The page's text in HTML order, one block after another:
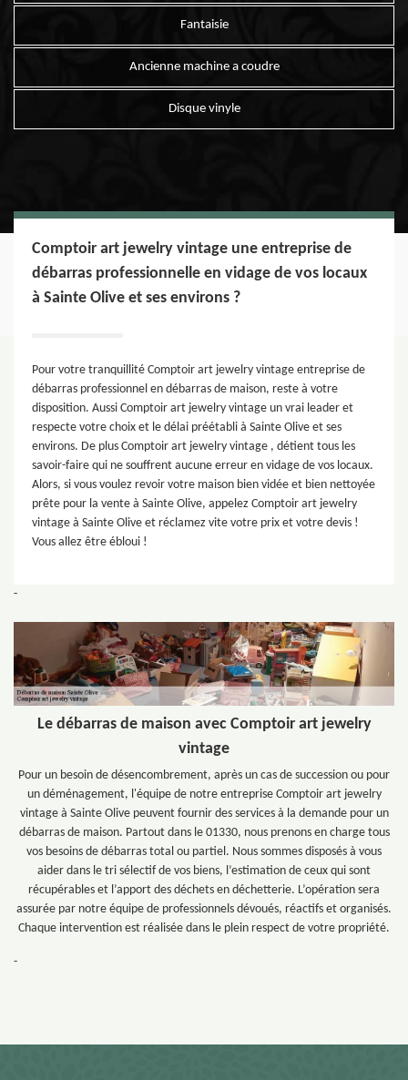
Fantaisie
Ancienne machine a coudre
Disque vinyle
Comptoir art jewelry vintage une entreprise de
débarras professionnelle en vidage de vos locaux
à Sainte Olive et ses environs ?
Pour votre tranquillité Comptoir art jewelry vintage entreprise de
débarras professionnel en débarras de maison, reste à votre
disposition. Aussi Comptoir art jewelry vintage un vrai leader et
respecte votre choix et le délai préétabli à Sainte Olive et ses
environs. De plus Comptoir art jewelry vintage , détient tous les
savoir-faire qui ne souffrent aucune erreur en vidage de vos locaux.
Alors, si vous voulez revoir votre maison bien vidée et bien nettoyée
prête pour la vente à Sainte Olive, appelez Comptoir art jewelry
vintage à Sainte Olive et réclamez vite votre prix et votre devis !
Vous allez être ébloui !
-
Le débarras de maison avec Comptoir art jewelry
vintage
Pour un besoin de désencombrement, après un cas de succession ou pour
un déménagement, l'équipe de notre entreprise Comptoir art jewelry
vintage à Sainte Olive peuvent fournir des services à la demande pour un
débarras de maison. Partout dans le 01330, nous prenons en charge tous
vos besoins de débarras total ou partiel. Nous sommes disposés à vous
aider dans le tri sélectif de vos biens, l’estimation de ceux qui sont
récupérables et l’apport des déchets en déchetterie. L’opération sera
assurée par notre équipe de professionnels dévoués, réactifs et organisés.
Chaque intervention est réalisée dans le plein respect de votre propriété.
-